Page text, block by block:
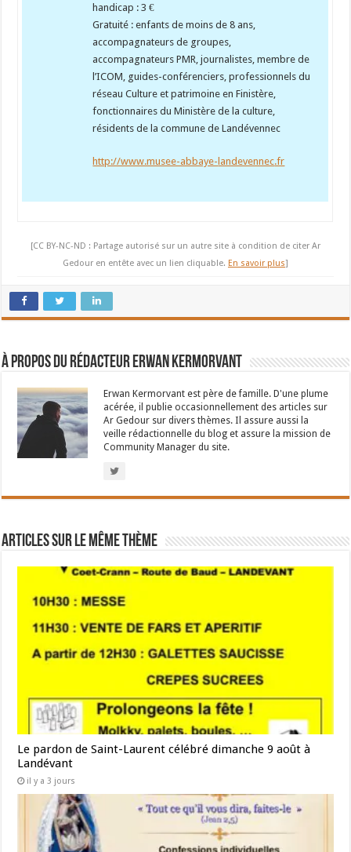
handicap : 3 €
Gratuité : enfants de moins de 8 ans,
accompagnateurs de groupes,
accompagnateurs PMR, journalistes, membre de
l’ICOM, guides-conférenciers, professionnels du
réseau Culture et patrimoine en Finistère,
fonctionnaires du Ministère de la culture,
résidents de la commune deLandévennec
http://​www.musee-abbaye- landevennec.fr
[CC BY-NC-ND : Partage autorisé sur un autre site à condition de citer Ar
Gedour en entête avec un lien cliquable. En savoir plus]
À propos du rédacteur Erwan Kermorvant
Erwan Kermorvant est père de famille. D'une plume
acérée, il publie occasionnellement des articles sur
Ar Gedour sur divers thèmes. Il assure aussi la
veille rédactionnelle du blog et assure la mission de
Community Manager du site.
Articles sur le même thème
Le pardon de Saint-Laurent célébré dimanche 9 août à
Landévant
il y a 3 jours